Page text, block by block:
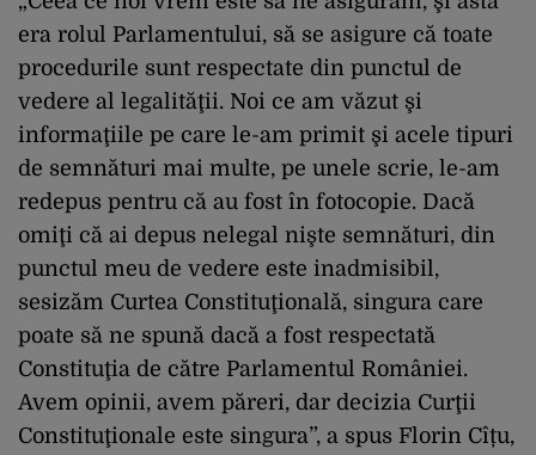
era rolul Parlamentului, să se asigure că toate
procedurile sunt respectate din punctul de
vedere al legalităţii. Noi ce am văzut şi
informaţiile pe care le-am primit şi acele tipuri
de semnături mai multe, pe unele scrie, le-am
redepus pentru că au fost în fotocopie. Dacă
omiţi că ai depus nelegal nişte semnături, din
punctul meu de vedere este inadmisibil,
sesizăm Curtea Constituţională, singura care
poate să ne spună dacă a fost respectată
Constituţia de către Parlamentul României.
Avem opinii, avem păreri, dar decizia Curţii
Constituţionale este singura”, a spus Florin Cîțu,